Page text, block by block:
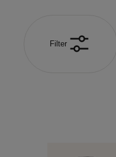
Filter